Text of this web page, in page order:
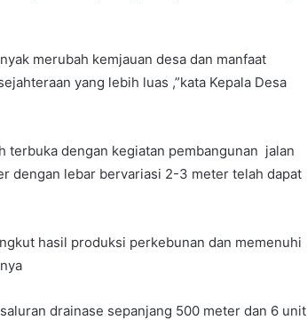
merubah kemjauan desa dan manfaat
yang lebih luas ,”kata Kepala Desa
terbuka dengan kegiatan pembangunan jalan
dengan lebar bervariasi 2-3 meter telah dapat
hasil produksi perkebunan dan memenuhi
drainase sepanjang 500 meter dan 6 unit